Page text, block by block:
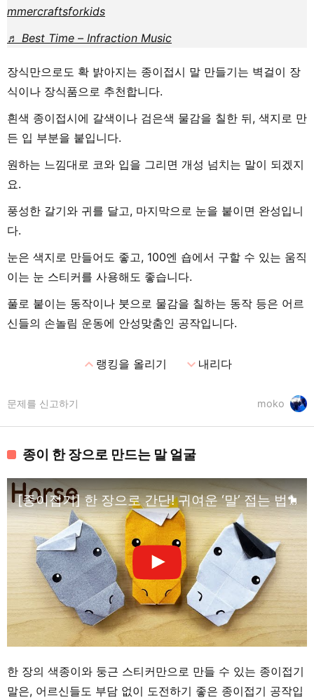
mmercraftsforkids
♬ Best Time – Infraction Music
장식만으로도 확 밝아지는 종이접시 말 만들기는 벽걸이 장
식이나 장식품으로 추천합니다.
흰색 종이접시에 갈색이나 검은색 물감을 칠한 뒤, 색지로 만
든 입 부분을 붙입니다.
원하는 느낌대로 코와 입을 그리면 개성 넘치는 말이 되겠지
요.
풍성한 갈기와 귀를 달고, 마지막으로 눈을 붙이면 완성입니
다.
눈은 색지로 만들어도 좋고, 100엔 숍에서 구할 수 있는 움직
이는 눈 스티커를 사용해도 좋습니다.
풀로 붙이는 동작이나 붓으로 물감을 칠하는 동작 등은 어르
신들의 손놀림 운동에 안성맞춤인 공작입니다.
expand_less랭킹을 올리기 expand_more내리다
moko
문제를 신고하기
종이 한 장으로 만드는 말 얼굴
[종이접기] 한 장으로 간단! 귀여운 ‘말’ 접는 법
한 장의 색종이와 둥근 스티커만으로 만들 수 있는 종이접기
말은, 어르신들도 부담 없이 도전하기 좋은 종이접기 공작입